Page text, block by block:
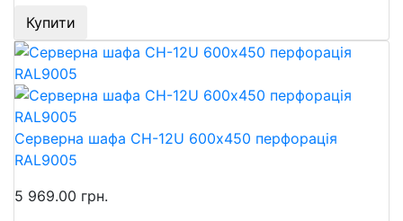
Купити
Серверна шафа СН-12U 600х450 перфорація
RAL9005
5 969.00 грн.